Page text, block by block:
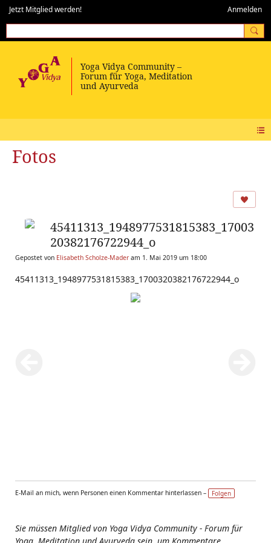
Jetzt Mitglied werden! Anmelden
Fotos
45411313_1948977531815383_17003
20382176722944_o
Gepostet von Elisabeth Scholze-Mader am 1. Mai 2019 um 18:00
45411313_1948977531815383_1700320382176722944_o
E-Mail an mich, wenn Personen einen Kommentar hinterlassen – Folgen
Sie müssen Mitglied von Yoga Vidya Community - Forum für
Yoga, Meditation und Ayurveda sein, um Kommentare